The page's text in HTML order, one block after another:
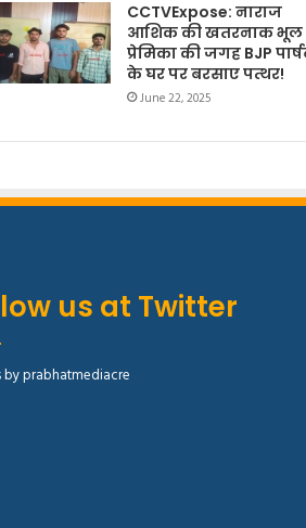
CCTVExpose: नाराज
आशिक की खतरनाक भूल
प्रेमिका की जगह BJP
के घर पर बरसाए पत्थर!
June 22, 2025
us at Twitter
by prabhatmediacre